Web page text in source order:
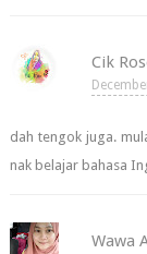
Cik
dah tengok juga.
nak belajar bahasa
Wawa